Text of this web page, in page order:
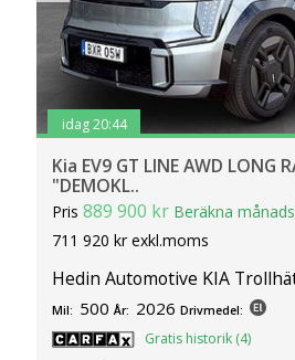
idag 20:44
Kia EV9 GT LINE AWD LONG
"DEMOKL..
Pris889 900 kr Beräkna
711 920 kr exkl.moms
Hedin Automotive KIA
Mil: 500 År: 2026 Drivmedel:
Gratis historik (4)